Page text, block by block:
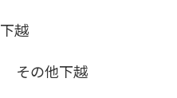
下越
その他下越